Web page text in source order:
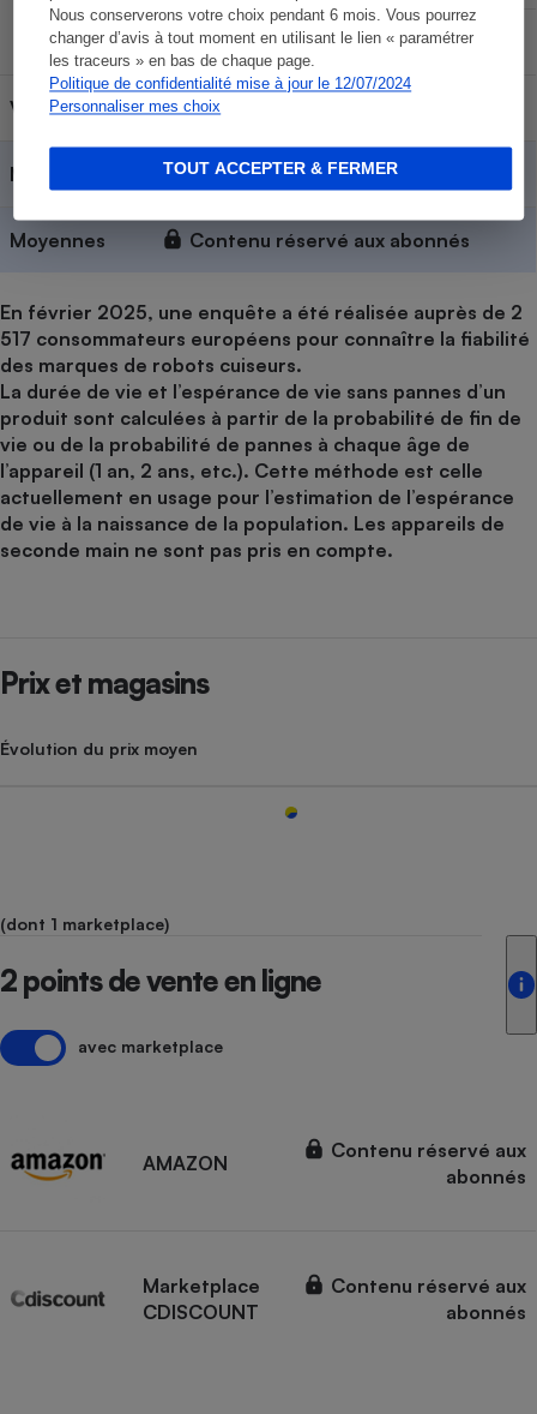
Nous conserverons votre choix pendant 6 mois. Vous pourrez
changer d’avis à tout moment en utilisant le lien « paramétrer
les traceurs » en bas de chaque page.
Politique de confidentialité mise à jour le 12/07/2024
Personnaliser mes choix
TOUT ACCEPTER & FERMER
Espérance
d'utilisation
Mineure Majeure
Vorwerk Contenu réservé aux abonnés
Moulinex Contenu réservé aux abonnés
Moyennes Contenu réservé aux abonnés
En février 2025, une enquête a été réalisée auprès de 2
517 consommateurs européens pour connaître la fiabilité
des marques de robots cuiseurs.
La durée de vie et l’espérance de vie sans pannes d’un
produit sont calculées à partir de la probabilité de fin de
vie ou de la probabilité de pannes à chaque âge de
l’appareil (1 an, 2 ans, etc.). Cette méthode est celle
actuellement en usage pour l’estimation de l’espérance
de vie à la naissance de la population. Les appareils de
seconde main ne sont pas pris en compte.
Prix et magasins
Évolution du prix moyen
(dont 1 marketplace)
2 points de vente en ligne
avec marketplace
AMAZON
Contenu réservé aux
abonnés
Marketplace
CDISCOUNT
Contenu réservé aux
abonnés